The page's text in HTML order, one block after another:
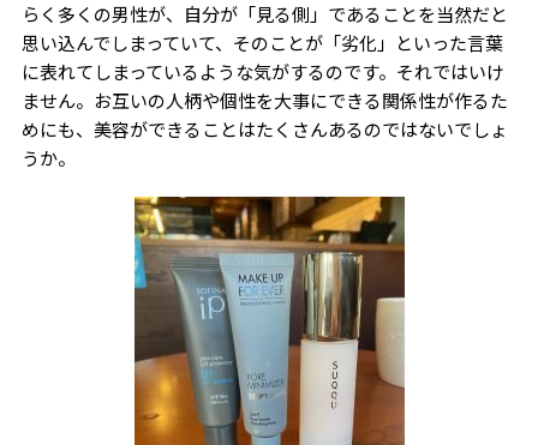
らく多くの男性が、自分が「見る側」であることを当然だと
思い込んでしまっていて、そのことが「劣化」といった言葉
に表れてしまっているような気がするのです。それではいけ
ません。お互いの人柄や個性を大事にできる関係性が作るた
めにも、美容ができることはたくさんあるのではないでしょ
うか。